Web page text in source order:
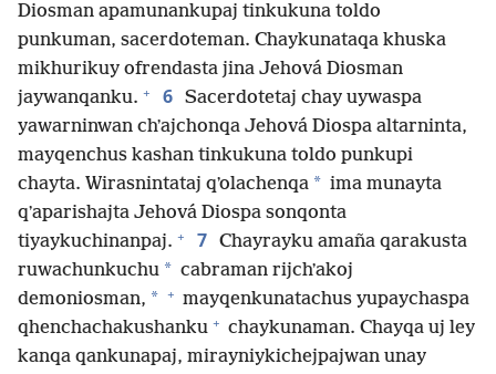
Diosman apamunankupaj tinkukuna toldo
punkuman, sacerdoteman. Chaykunataqa khuska
mikhurikuy ofrendasta jina Jehová Diosman
jaywanqanku. + 6 Sacerdotetaj chay uywaspa
yawarninwan chʼajchonqa Jehová Diospa altarninta,
mayqenchus kashan tinkukuna toldo punkupi
chayta. Wirasnintataj qʼolachenqa * ima munayta
qʼaparishajta Jehová Diospa sonqonta
tiyaykuchinanpaj. + 7 Chayrayku amaña qarakusta
ruwachunkuchu * cabraman rijchʼakoj
demoniosman, * + mayqenkunatachus yupaychaspa
qhenchachakushanku + chaykunaman. Chayqa uj ley
kanqa qankunapaj, mirayniykichejpajwan unay